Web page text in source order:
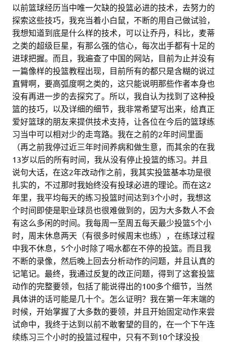
以前篮球经历当中唯一欠缺的投篮必进的技术，去努力的
探索这些技巧，我充当着小白鼠，不断的用自己做试验，
我想知道到底是什么样的技术，可以让乔丹，科比，麦蒂
之类的超级巨星，有那么强的信心，每次出手都有十足的
进球把握。而且，我遍查了中国的网站，目前为止并没有
一篇像样的投篮教程出现，目前所有的都只是含糊的说过
直臂啊，要高弧度啊之类的，这只能说明那些作者本身也
没有再进一步的去探究了。所以，我自认为找到了这种投
篮的技巧，以及详细的细节，我非常希望写出来，给真正
爱好篮球的朋友来提供技术支持，让各位在今后的篮球练
习当中可以相对少的走弯路。我在之前的2年时间里面
（再之前我停过近三年时间养病和做生意，而其余的在我
13岁以后的所有时间，我从没有停止投篮的练习。并且
说句大话，在这2年改动作之前，我其实投篮基本功是很
扎实的，不过那时我始终没有投球必进的理论。而在这2
年里，我平均每天的练习投篮时间达到3个小时，我想这
个时间即使是职业球员也很难做到的，因为大多数人不会
有这么多闲的时间。我每周一至周五每天最少投篮5个小
时，周末休息两天（有很多时候周末也练），在练球过程
中我不休息，5个小时除了喝水都在不停的投篮。而且我
不断的录像，然后晚上回去分析动作的问题，并且认真的
记笔记。最终，我通过反复的改正问题，得到了这套投篮
动作的完整要领，包括了能说得出的100多个细节，当然
具体讲的话可能是几十个。怎么证明？我在第一年末端的
时候，开始掌握了大多数的要领，并且开始固定动作来尝
试命中，我终于达到以前不敢奢望的目的，在一个下午连
续练习三个小时的投篮过程中，只有不到10个球没投